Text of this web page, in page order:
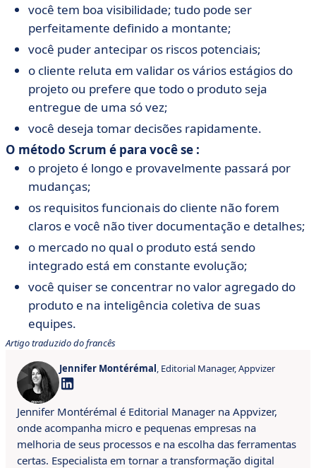
Flexibilidade
Não há como
voltar atrás
se adapta às
nas
dos clientes
Controle de
qualidade
O cliente vê e
no final do
projeto
O cliente
com mais
visualizando
e validando
diferentes
estágios
Documentação
Produzida em
fornece uma
ferramenta de
validação e
graças à
e ao
feedback
regular do
você tem boa visibilidade; tudo pode ser
perfeitamente definido a montante;
você puder antecipar os riscos potenciais;
o cliente reluta em validar os vários estágios do
projeto ou prefere que todo o produto seja
entregue de uma só vez;
você deseja tomar decisões rapidamente.
O método Scrum é para você se :
o projeto é longo e provavelmente passará por
mudanças;
os requisitos funcionais do cliente não forem
claros e você não tiver documentação e detalhes;
o mercado no qual o produto está sendo
integrado está em constante evolução;
você quiser se concentrar no valor agregado do
produto e na inteligência coletiva de suas
equipes.
Artigo traduzido do francês
Jennifer Montérémal, Editorial Manager, Appvizer
Jennifer Montérémal é Editorial Manager na Appvizer,
onde acompanha micro e pequenas empresas na
melhoria de seus processos e na escolha das ferramentas
certas. Especialista em tornar a transformação digital